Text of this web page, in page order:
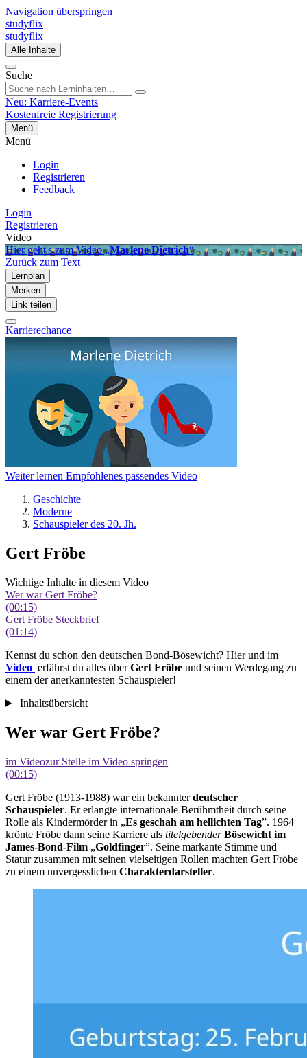
Navigation überspringen
studyflix
studyflix
Alle Inhalte
Suche
Neu: Karriere-Events
Kostenfreie Registrierung
Menü
Menü
Login
Registrieren
Feedback
Login
Registrieren
Video
Hier geht's zum Video „Marlene Dietrich“
Zurück zum Text
Lernplan
Merken
Link teilen
Karrierechance
Weiter lernen Empfohlenes passendes Video
Geschichte
Moderne
Schauspieler des 20. Jh.
Gert Fröbe
Wichtige Inhalte in diesem Video
Wer war Gert Fröbe?
(00:15)
Gert Fröbe Steckbrief
(01:14)
Kennst du schon den deutschen Bond-Bösewicht? Hier und im
Video erfährst du alles überGert Fröbe und seinen Werdegang zu
einem der anerkanntesten Schauspieler!
Inhaltsübersicht
Wer war Gert Fröbe?
im Videozur Stelle im Video springen
(00:15)
Gert Fröbe (1913-1988) war ein bekannterdeutscher
Schauspieler. Er erlangte internationale Berühmtheit durch seine
Rolle als Kindermörder in „Es geschah am hellichten Tag”. 1964
krönte Fröbe dann seine Karriere als titelgebenderBösewicht im
James-Bond-Film „Goldfinger”. Seine markante Stimme und
Statur zusammen mit seinen vielseitigen Rollen machten Gert Fröbe
zu einem unvergesslichen Charakterdarsteller.